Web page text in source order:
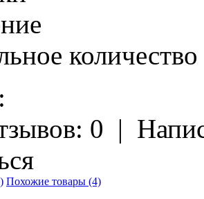
количество
0 |
Похожие товары (4)